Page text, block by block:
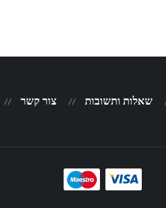
שאלות ותשובות צור קשר